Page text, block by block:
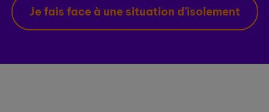
Je fais face à une situation d’isolement